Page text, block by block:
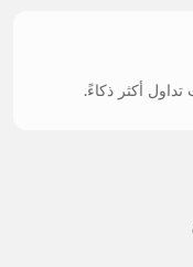
تداول أكثر ذكاءً.